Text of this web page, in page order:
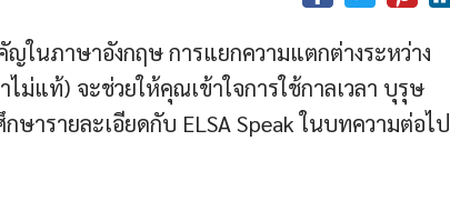
ในภาษาอังกฤษ การแยกความแตกต่างระหว่าง
ม่แท้) จะช่วยให้คุณเข้าใจการใช้กาลเวลา บุรุษ
ารายละเอียดกับ ELSA Speak ในบทความต่อไป